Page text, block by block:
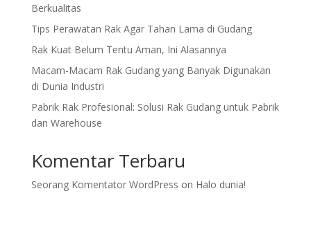
Berkualitas
Tips Perawatan Rak Agar Tahan Lama di Gudang
Rak Kuat Belum Tentu Aman, Ini Alasannya
Macam-Macam Rak Gudang yang Banyak Digunakan
di Dunia Industri
Pabrik Rak Profesional: Solusi Rak Gudang untuk Pabrik
dan Warehouse
Komentar Terbaru
Seorang Komentator WordPress on Halo dunia!